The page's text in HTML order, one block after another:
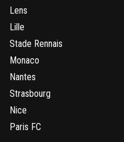
Lens
Lille
Stade Rennais
Monaco
Nantes
Strasbourg
Nice
Paris FC